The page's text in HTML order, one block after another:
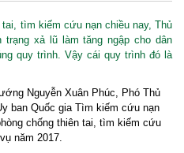
tìm kiếm cứu nạn chiều nay, Thủ
xả lũ làm tăng ngập cho dân
quy trình. Vậy cái quy trình đó là
Nguyễn Xuân Phúc, Phó Thủ
ban Quốc gia Tìm kiếm cứu nạn
chống thiên tai, tìm kiếm cứu
năm 2017.